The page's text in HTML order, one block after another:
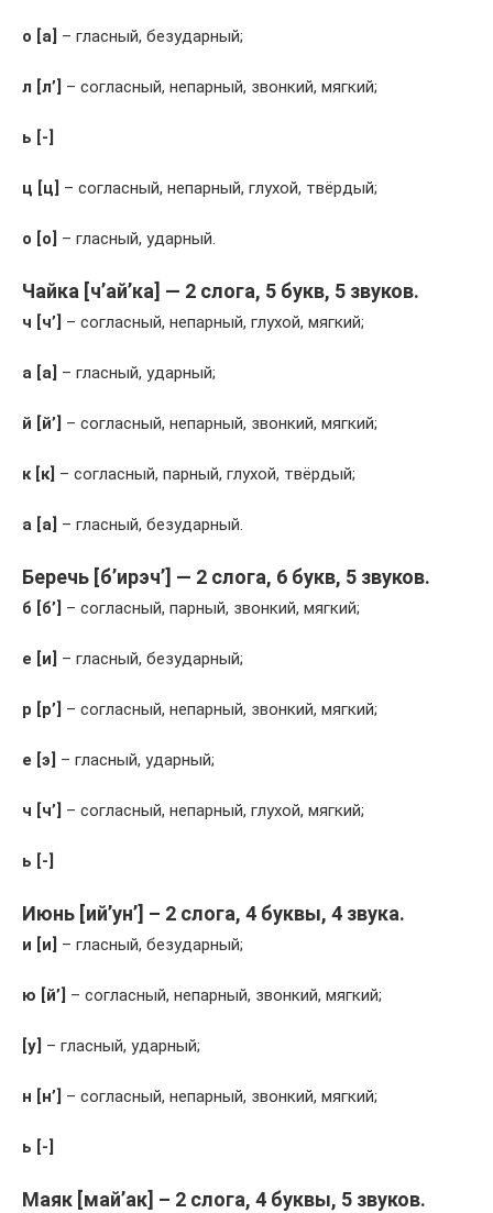
о [а] – гласный, безударный;
л [л’] – согласный, непарный, звонкий, мягкий;
ь [-]
ц [ц] – согласный, непарный, глухой, твёрдый;
о [о] – гласный, ударный.
Чайка [ч’ай’ка] — 2 слога, 5 букв, 5 звуков.
ч [ч’] – согласный, непарный, глухой, мягкий;
а [а] – гласный, ударный;
й [й’] – согласный, непарный, звонкий, мягкий;
к [к] – согласный, парный, глухой, твёрдый;
а [а] – гласный, безударный.
Беречь [б’ирэч’] — 2 слога, 6 букв, 5 звуков.
б [б’] – согласный, парный, звонкий, мягкий;
е [и] – гласный, безударный;
р [р’] – согласный, непарный, звонкий, мягкий;
е [э] – гласный, ударный;
ч [ч’] – согласный, непарный, глухой, мягкий;
ь [-]
Июнь [ий’ун’] – 2 слога, 4 буквы, 4 звука.
и [и] – гласный, безударный;
ю [й’] – согласный, непарный, звонкий, мягкий;
[у] – гласный, ударный;
н [н’] – согласный, непарный, звонкий, мягкий;
ь [-]
Маяк [май’ак] – 2 слога, 4 буквы, 5 звуков.